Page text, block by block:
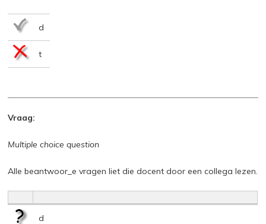
d
t
Vraag:
Multiple choice question
Alle beantwoor_e vragen liet die docent door een collega lezen.
d